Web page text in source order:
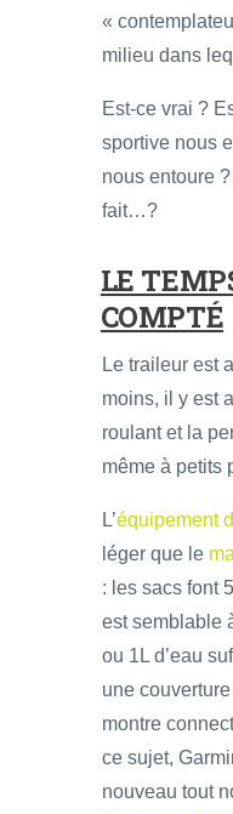
«
milieu dans
Est-ce vrai ?
sportive nous
nous entoure ?
fait…?
LE
COMPTÉ
Le traileur est
moins, il y est
roulant et la
même à petits
L’équipement
léger que le
: les sacs font
est semblable
ou 1L d’eau
une
montre
ce sujet,
nouveau tout